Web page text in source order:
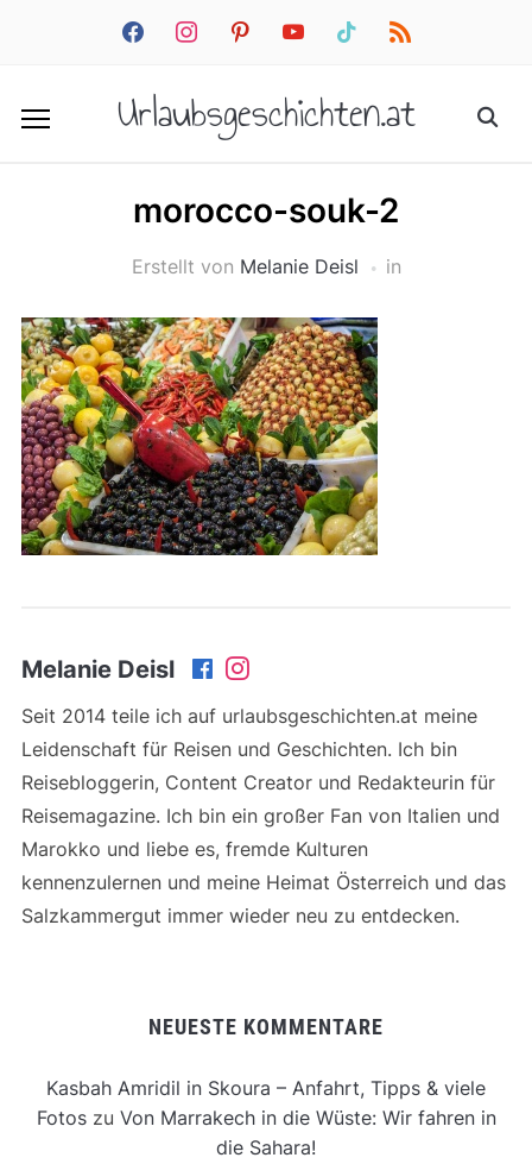
facebookinstagrampinterestyoutube tiktok rss
Urlaubsgeschichten.at
morocco-souk-2
Erstellt von Melanie Deisl in
Melanie Deisl
Seit 2014 teile ich auf urlaubsgeschichten.at meine
Leidenschaft für Reisen und Geschichten. Ich bin
Reisebloggerin, Content Creator und Redakteurin für
Reisemagazine. Ich bin ein großer Fan von Italien und
Marokko und liebe es, fremde Kulturen
kennenzulernen und meine Heimat Österreich und das
Salzkammergut immer wieder neu zu entdecken.
NEUESTE KOMMENTARE
Kasbah Amridil in Skoura – Anfahrt, Tipps & viele
Fotoszu Von Marrakech in die Wüste: Wir fahren in
die Sahara!